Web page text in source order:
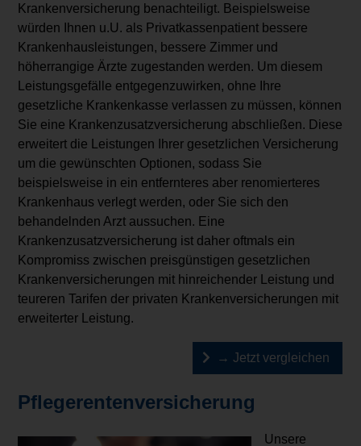
Krankenversicherung benachteiligt. Beispielsweise
würden Ihnen u.U. als Privatkassenpatient bessere
Krankenhausleistungen, bessere Zimmer und
höherrangige Ärzte zugestanden werden. Um diesem
Leistungsgefälle entgegenzuwirken, ohne Ihre
gesetzliche Krankenkasse verlassen zu müssen, können
Sie eine Krankenzusatzversicherung abschließen. Diese
erweitert die Leistungen Ihrer gesetzlichen Versicherung
um die gewünschten Optionen, sodass Sie
beispielsweise in ein entfernteres aber renomierteres
Krankenhaus verlegt werden, oder Sie sich den
behandelnden Arzt aussuchen. Eine
Krankenzusatzversicherung ist daher oftmals ein
Kompromiss zwischen preisgünstigen gesetzlichen
Krankenversicherungen mit hinreichender Leistung und
teureren Tarifen der privaten Krankenversicherungen mit
erweiterter Leistung.
→ Jetzt vergleichen
Pflegerentenversicherung
Unsere